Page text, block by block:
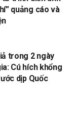
quảng cáo và
trong 2 ngày
Cú hích khổng
dịp Quốc